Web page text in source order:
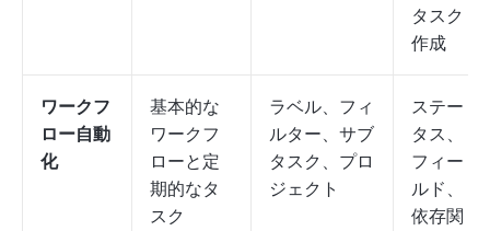
タスク
作成
ワークフ
ロー自動
化
基本的な
ワークフ
ローと定
期的なタ
スク
ラベル、フィ
ルター、サブ
タスク、プロ
ジェクト
ステー
タス、
フィー
ルド、
依存関